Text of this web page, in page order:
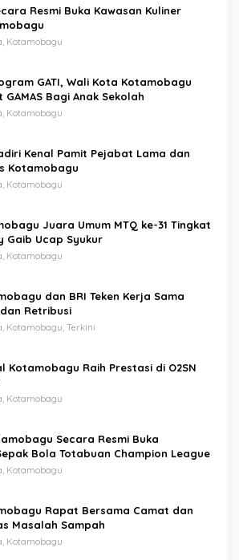
Resmi Buka Kawasan Kuliner
Kotamobagu
GATI, Wali Kota Kotamobagu
Bagi Anak Sekolah
Kotamobagu
Kenal Pamit Pejabat Lama dan
Kotamobagu
Kotamobagu
Juara Umum MTQ ke-31 Tingkat
Gaib Ucap Syukur
Kotamobagu
dan BRI Teken Kerja Sama
Retribusi
Kotamobagu, Terkini
Kotamobagu Raih Prestasi di O2SN
Kotamobagu
Secara Resmi Buka
Bola Totabuan Champion League
Kotamobagu
Rapat Bersama Camat dan
Masalah Sampah
Kotamobagu